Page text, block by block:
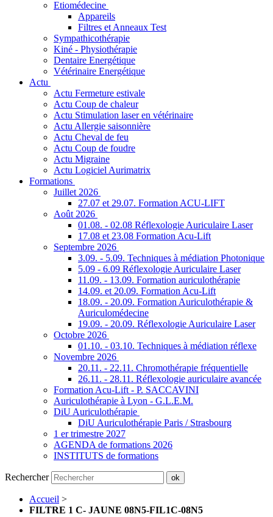
Etiomédecine
Appareils
Filtres et Anneaux Test
Sympathicothérapie
Kiné - Physiothérapie
Dentaire Energétique
Vétérinaire Energétique
Actu
Actu Fermeture estivale
Actu Coup de chaleur
Actu Stimulation laser en vétérinaire
Actu Allergie saisonnière
Actu Cheval de feu
Actu Coup de foudre
Actu Migraine
Actu Logiciel Aurimatrix
Formations
Juillet 2026
27.07 et 29.07. Formation ACU-LIFT
Août 2026
01.08. - 02.08 Réflexologie Auriculaire Laser
17.08 et 23.08 Formation Acu-Lift
Septembre 2026
3.09. - 5.09. Techniques à médiation Photonique
5.09 - 6.09 Réflexologie Auriculaire Laser
11.09. - 13.09. Formation auriculothérapie
14.09. et 20.09. Formation Acu-Lift
18.09. - 20.09. Formation Auriculothérapie &
Auriculomédecine
19.09. - 20.09. Réflexologie Auriculaire Laser
Octobre 2026
01.10. - 03.10. Techniques à médiation réflexe
Novembre 2026
20.11. - 22.11. Chromothérapie fréquentielle
26.11. - 28.11. Réflexologie auriculaire avancée
Formation Acu-Lift - P. SACCAVINI
Auriculothérapie à Lyon - G.L.E.M.
DiU Auriculothérapie
DiU Auriculothérapie Paris / Strasbourg
1 er trimestre 2027
AGENDA de formations 2026
INSTITUTS de formations
Rechercher ok
Accueil >
FILTRE 1 C- JAUNE 08N5-FIL1C-08N5